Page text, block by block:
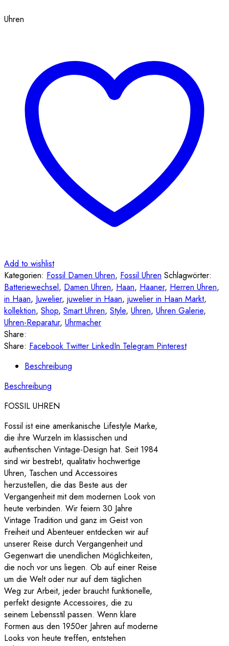
Uhren
Add to wishlist
Kategorien: Fossil Damen Uhren, Fossil Uhren Schlagwörter:
Batteriewechsel, Damen Uhren, Haan, Haaner, Herren Uhren,
in Haan, Juwelier, juwelier in Haan, juwelier in Haan Markt,
kollektion, Shop, Smart Uhren, Style, Uhren, Uhren Galerie,
Uhren-Reparatur, Uhrmacher
Share:
Share: Facebook Twitter LinkedIn Telegram Pinterest
Beschreibung
Beschreibung
FOSSIL UHREN
Fossil ist eine amerikanische Lifestyle Marke,
die ihre Wurzeln im klassischen und
authentischen Vintage-Design hat. Seit 1984
sind wir bestrebt, qualitativ hochwertige
Uhren, Taschen und Accessoires
herzustellen, die das Beste aus der
Vergangenheit mit dem modernen Look von
heute verbinden. Wir feiern 30 Jahre
Vintage Tradition und ganz im Geist von
Freiheit und Abenteuer entdecken wir auf
unserer Reise durch Vergangenheit und
Gegenwart die unendlichen Möglichkeiten,
die noch vor uns liegen. Ob auf einer Reise
um die Welt oder nur auf dem täglichen
Weg zur Arbeit, jeder braucht funktionelle,
perfekt designte Accessoires, die zu
seinem Lebensstil passen. Wenn klare
Formen aus den 1950er Jahren auf moderne
Looks von heute treffen, entstehen